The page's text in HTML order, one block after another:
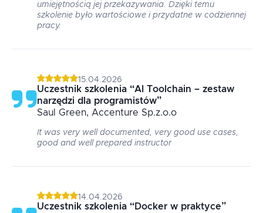
umiejętnością jej przekazywania. Dzięki temu
szkolenie było wartościowe i przydatne w codziennej
pracy.
15.04.2026
Uczestnik szkolenia “AI Toolchain – zestaw
narzędzi dla programistów”
Saul Green, Accenture Sp.z.o.o
It was very well documented, very good use cases,
good and well prepared instructor
14.04.2026
Uczestnik szkolenia “Docker w praktyce”